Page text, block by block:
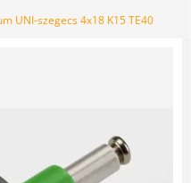
UNI-szegecs 4x18 K15 TE40